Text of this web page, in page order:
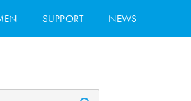
SUPPORT NEWS